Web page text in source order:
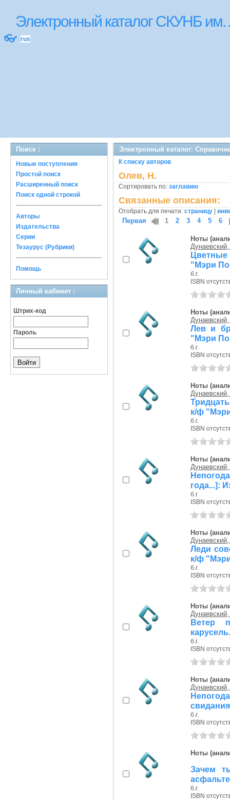
Электронный каталог СКУНБ
👓 rus
Поиск :
Новые поступления
Простой поиск
Расширенный поиск
Поиск одной строкой
Авторы
Издательства
Серии
Тезаурус (Рубрики)
Помощь
Личный кабинет :
Штрих-код
Пароль
Электронный каталог:
К списку авторов
Олев, Н.
Сортировать по: заглавию
Связанные описания:
Отобрать для печати: страницу
Первая 1 2 3 4 5 6
Ноты
Цветные
"Мэри
б.г.
ISBN
Ноты
Лев и
"Мэри
б.г.
ISBN
Ноты
к/ф
б.г.
ISBN
Ноты
года...]:
б.г.
ISBN
Ноты
Леди
к/ф
б.г.
ISBN
Ноты
Ветер
б.г.
ISBN
Ноты
б.г.
ISBN
Ноты
Зачем
б.г.
ISBN